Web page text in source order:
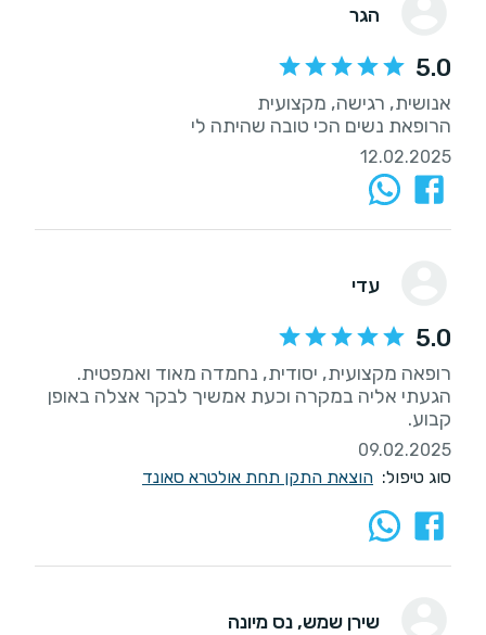
הגר
5.0
הרופאת נשים הכי טובה שהיתה לי
12.02.2025
עדי
5.0
הגעתי אליה במקרה וכעת אמשיך לבקר אצלה באופן
קבוע.
09.02.2025
סוג טיפול: הוצאת התקן תחת אולטרא סאונד
שירן שמש, נס מיונה